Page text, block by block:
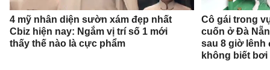
4 mỹ nhân diện sườn xám đẹp nhất
Cbiz hiện nay: Ngắm vị trí số 1 mới
thấy thế nào là cực phẩm
Cô gái trong
cuốn ở Đà
sau 8 giờ lênh
không biết bơi